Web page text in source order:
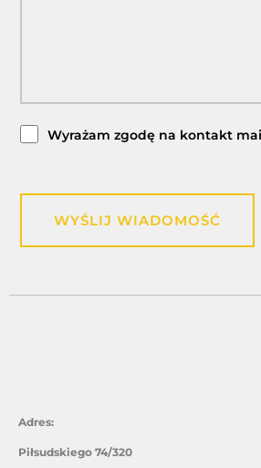
Wyrażam zgodę na kontakt
WYŚLIJ WIADOMOŚĆ
Adres:
Piłsudskiego 74/320